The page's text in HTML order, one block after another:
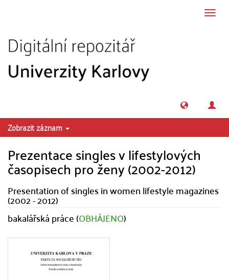
Zobrazit záznam
Prezentace singles v lifestylových
časopisech pro ženy (2002-2012)
Presentation of singles in women lifestyle magazines
(2002 - 2012)
bakalářská práce (OBHÁJENO)